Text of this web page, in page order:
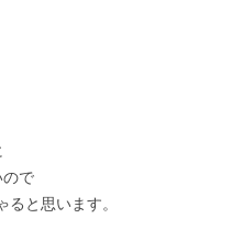
で
と思います。